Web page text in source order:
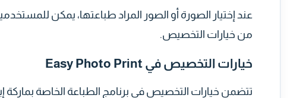
عند إختيار الصورة أو الصور المراد طباعتها، يمكن
من خيارات التخصيص.
خيارات التخصيص في Easy Photo Print
تتضمن خيارات التخصيص في برنامج الطباعة الخاصة